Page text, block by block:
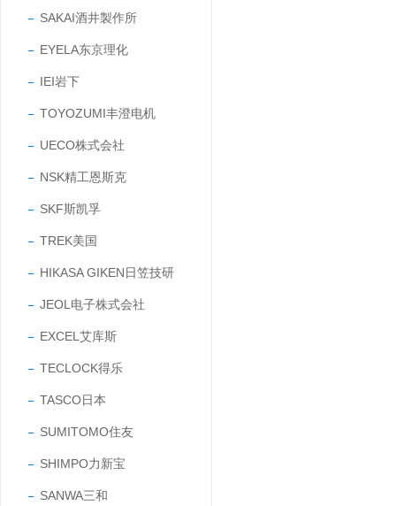
SAKAI酒井製作所
EYELA东京理化
IEI岩下
TOYOZUMI丰澄电机
UECO株式会社
NSK精工恩斯克
SKF斯凯孚
TREK美国
HIKASA GIKEN日笠技研
JEOL电子株式会社
EXCEL艾库斯
TECLOCK得乐
TASCO日本
SUMITOMO住友
SHIMPO力新宝
SANWA三和